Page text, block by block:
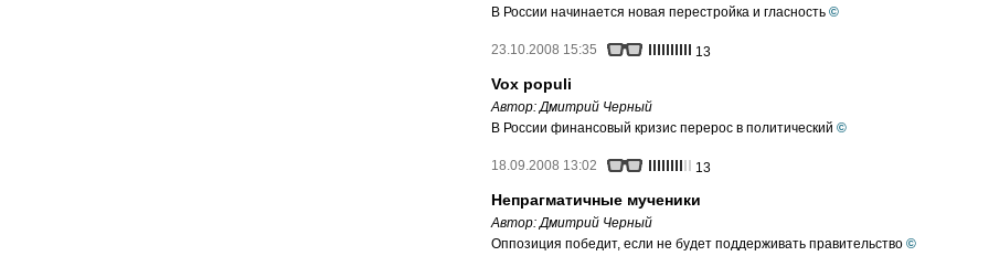
В России начинается новая перестройка и гласность ©
23.10.2008 15:35 13
Vox populi
Автор:Дмитрий Черный
В России финансовый кризис перерос в политический ©
18.09.2008 13:02 13
Непрагматичные мученики
Автор:Дмитрий Черный
Оппозиция победит, если не будет поддерживать правительство ©